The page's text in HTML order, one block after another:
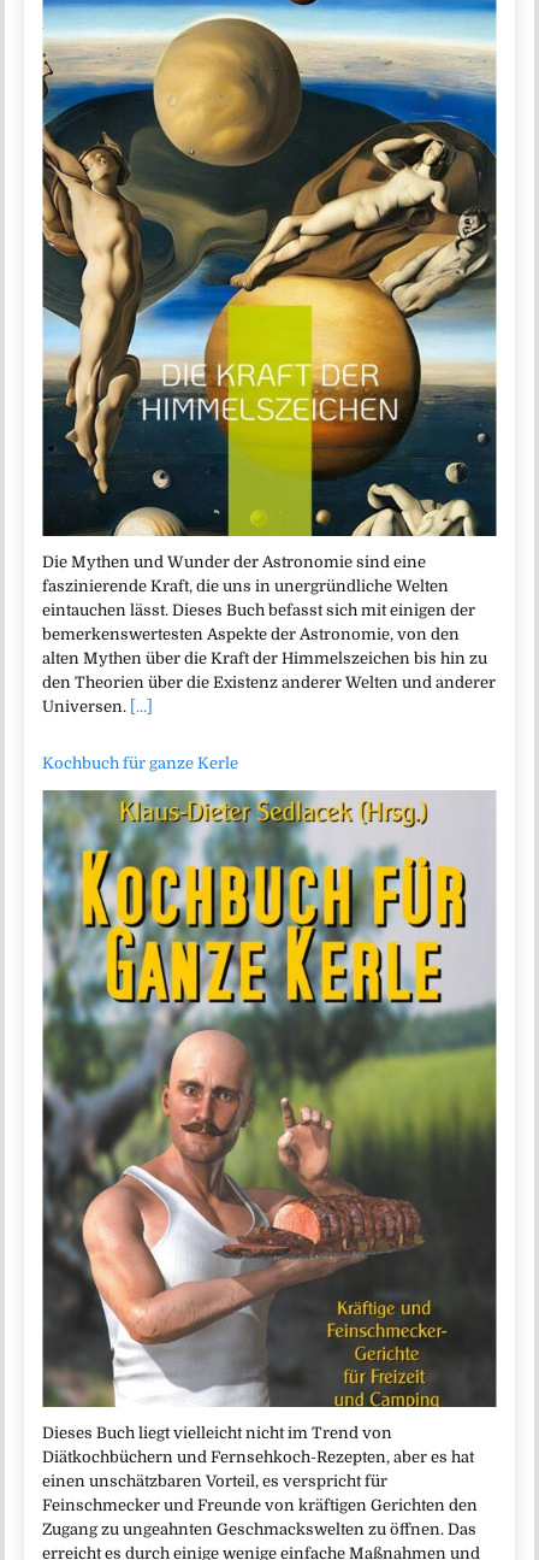
Die Mythen und Wunder der Astronomie sind eine
faszinierende Kraft, die uns in unergründliche Welten
eintauchen lässt. Dieses Buch befasst sich mit einigen der
bemerkenswertesten Aspekte der Astronomie, von den
alten Mythen über die Kraft der Himmelszeichen bis hin zu
den Theorien über die Existenz anderer Welten und anderer
Universen. [...]
Kochbuch für ganze Kerle
Dieses Buch liegt vielleicht nicht im Trend von
Diätkochbüchern und Fernsehkoch-Rezepten, aber es hat
einen unschätzbaren Vorteil, es verspricht für
Feinschmecker und Freunde von kräftigen Gerichten den
Zugang zu ungeahnten Geschmackswelten zu öffnen. Das
erreicht es durch einige wenige einfache Maßnahmen und